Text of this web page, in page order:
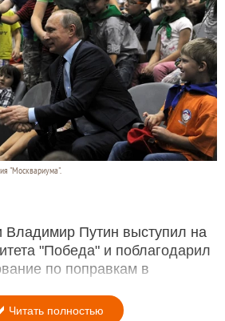
"Москвариума".
Владимир Путин выступил на
"Победа" и поблагодарил
по поправкам в
Читать полностью